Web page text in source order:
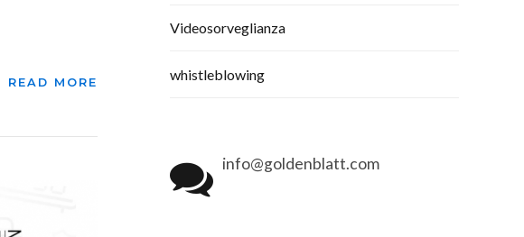
READ MORE
Videosorveglianza
whistleblowing
info@goldenblatt.com